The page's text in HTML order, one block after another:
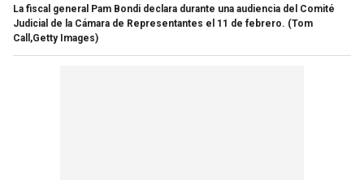
La fiscal general Pam Bondi declara durante una audiencia del Comité
Judicial de la Cámara de Representantes el 11 de febrero. (Tom
Call,Getty Images)